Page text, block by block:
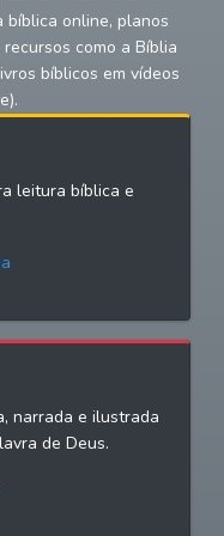
bíblica online, planos
como a Bíblia
bíblicos em vídeos
leitura bíblica e
narrada e ilustrada
de Deus.